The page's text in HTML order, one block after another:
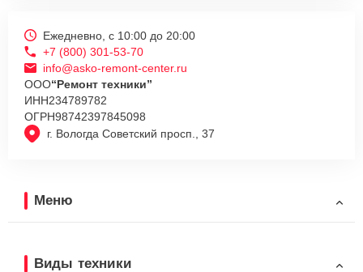
г. Вологда Советский просп., 37
Ежедневно, с 10:00 до 20:00
+7 (800) 301-53-70
info@asko-remont-center.ru
ООО“Ремонт техники”
ИНН234789782
ОГРН98742397845098
Меню
Виды техники